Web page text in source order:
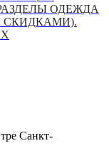
ОДЕЖДА
СКИДКАМИ).
Санкт-